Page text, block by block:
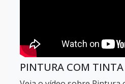
Piso epóxi industrial
PINTURA COM TINTA